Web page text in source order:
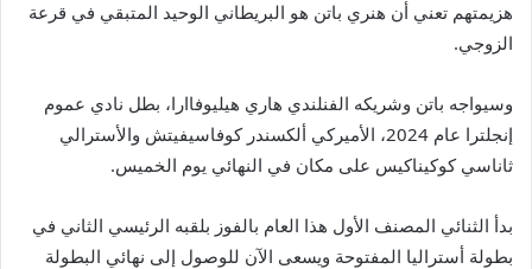
هزيمتهم تعني أن هنري باتن هو البريطاني الوحيد المتبقي في قرعة
الزوجي.
وسيواجه باتن وشريكه الفنلندي هاري هيليوفاارا، بطل نادي عموم
إنجلترا عام 2024، الأميركي ألكسندر كوفاسيفيتش والأسترالي
ثاناسي كوكيناكيس على مكان في النهائي يوم الخميس.
بدأ الثنائي المصنف الأول هذا العام بالفوز بلقبه الرئيسي الثاني في
بطولة أستراليا المفتوحة ويسعى الآن للوصول إلى نهائي البطولة